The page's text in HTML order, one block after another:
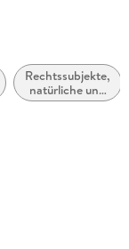
Rechtssubjekte,
natürliche und
juristische